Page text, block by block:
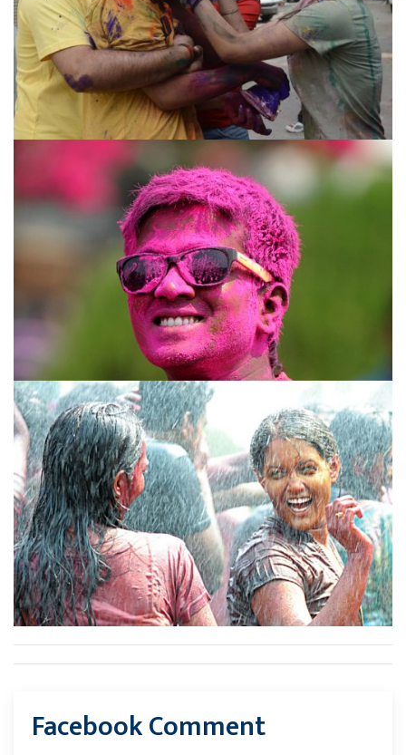
Facebook Comment